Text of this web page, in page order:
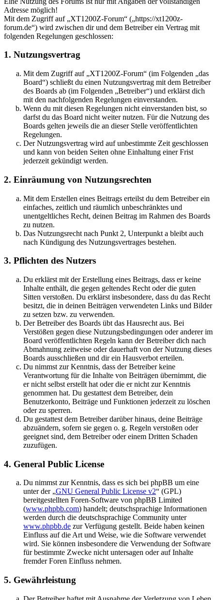
Adresse möglich!
Mit dem Zugriff auf „XT1200Z-Forum“ („https://xt1200z-
forum.de“) wird zwischen dir und dem Betreiber ein Vertrag mit
folgenden Regelungen geschlossen:
1. Nutzungsvertrag
Mit dem Zugriff auf „XT1200Z-Forum“ (im Folgenden „das
Board“) schließt du einen Nutzungsvertrag mit dem Betreiber
des Boards ab (im Folgenden „Betreiber“) und erklärst dich
mit den nachfolgenden Regelungen einverstanden.
Wenn du mit diesen Regelungen nicht einverstanden bist, so
darfst du das Board nicht weiter nutzen. Für die Nutzung des
Boards gelten jeweils die an dieser Stelle veröffentlichten
Regelungen.
Der Nutzungsvertrag wird auf unbestimmte Zeit geschlossen
und kann von beiden Seiten ohne Einhaltung einer Frist
jederzeit gekündigt werden.
2. Einräumung von Nutzungsrechten
Mit dem Erstellen eines Beitrags erteilst du dem Betreiber ein
einfaches, zeitlich und räumlich unbeschränktes und
unentgeltliches Recht, deinen Beitrag im Rahmen des Boards
zu nutzen.
Das Nutzungsrecht nach Punkt 2, Unterpunkt a bleibt auch
nach Kündigung des Nutzungsvertrages bestehen.
3. Pflichten des Nutzers
Du erklärst mit der Erstellung eines Beitrags, dass er keine
Inhalte enthält, die gegen geltendes Recht oder die guten
Sitten verstoßen. Du erklärst insbesondere, dass du das Recht
besitzt, die in deinen Beiträgen verwendeten Links und Bilder
zu setzen bzw. zu verwenden.
Der Betreiber des Boards übt das Hausrecht aus. Bei
Verstößen gegen diese Nutzungsbedingungen oder anderer im
Board veröffentlichten Regeln kann der Betreiber dich nach
Abmahnung zeitweise oder dauerhaft von der Nutzung dieses
Boards ausschließen und dir ein Hausverbot erteilen.
Du nimmst zur Kenntnis, dass der Betreiber keine
Verantwortung für die Inhalte von Beiträgen übernimmt, die
er nicht selbst erstellt hat oder die er nicht zur Kenntnis
genommen hat. Du gestattest dem Betreiber, dein
Benutzerkonto, Beiträge und Funktionen jederzeit zu löschen
oder zu sperren.
Du gestattest dem Betreiber darüber hinaus, deine Beiträge
abzuändern, sofern sie gegen o. g. Regeln verstoßen oder
geeignet sind, dem Betreiber oder einem Dritten Schaden
zuzufügen.
4. General Public License
Du nimmst zur Kenntnis, dass es sich bei phpBB um eine
unter der „GNU General Public License v2“ (GPL)
bereitgestellten Foren-Software von phpBB Limited
(www.phpbb.com) handelt; deutschsprachige Informationen
werden durch die deutschsprachige Community unter
www.phpbb.de zur Verfügung gestellt. Beide haben keinen
Einfluss auf die Art und Weise, wie die Software verwendet
wird. Sie können insbesondere die Verwendung der Software
für bestimmte Zwecke nicht untersagen oder auf Inhalte
fremder Foren Einfluss nehmen.
5. Gewährleistung